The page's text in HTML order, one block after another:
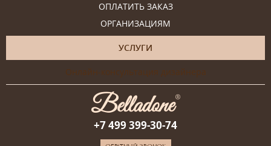
ОПЛАТИТЬ ЗАКАЗ
ОРГАНИЗАЦИЯМ
УСЛУГИ
Онлайн-консультация дизайнера
+7 499 399-30-74